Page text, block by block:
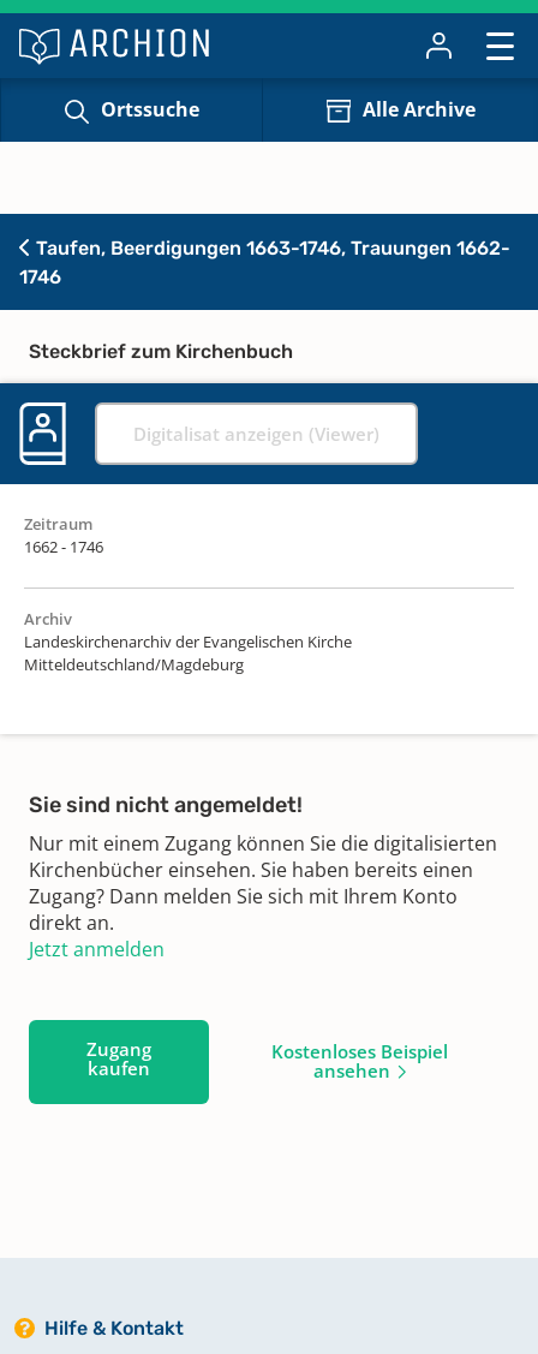
Ortssuche Alle Archive
Taufen, Beerdigungen 1663-1746, Trauungen 1662-
1746
Steckbrief zum Kirchenbuch
Digitalisat anzeigen (Viewer)
Zeitraum
1662 - 1746
Archiv
Landeskirchenarchiv der Evangelischen Kirche
Mitteldeutschland/Magdeburg
Sie sind nicht angemeldet!
Nur mit einem Zugang können Sie die digitalisierten
Kirchenbücher einsehen. Sie haben bereits einen
Zugang? Dann melden Sie sich mit Ihrem Konto
direkt an.
Jetzt anmelden
Zugang
kaufen
Kostenloses Beispiel
ansehen
Hilfe & Kontakt